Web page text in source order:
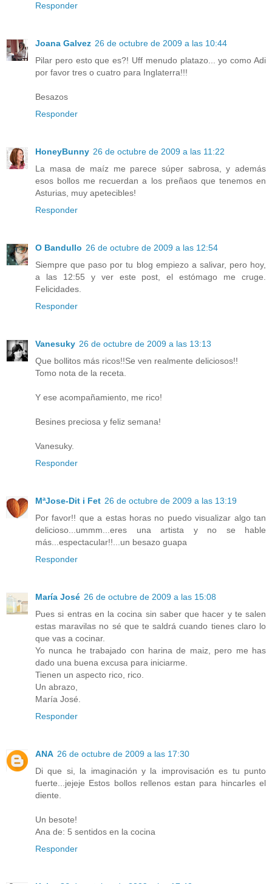
Responder
Joana Galvez 26 de octubre de 2009 a las 10:44
Pilar pero esto que es?! Uff menudo platazo... yo como Adi
por favor tres o cuatro para Inglaterra!!!
Besazos
Responder
HoneyBunny 26 de octubre de 2009 a las 11:22
La masa de maíz me parece súper sabrosa, y además
esos bollos me recuerdan a los preñaos que tenemos en
Asturias, muy apetecibles!
Responder
O Bandullo 26 de octubre de 2009 a las 12:54
Siempre que paso por tu blog empiezo a salivar, pero hoy,
a las 12:55 y ver este post, el estómago me cruge.
Felicidades.
Responder
Vanesuky 26 de octubre de 2009 a las 13:13
Que bollitos más ricos!!Se ven realmente deliciosos!!
Tomo nota de la receta.
Y ese acompañamiento, me rico!
Besines preciosa y feliz semana!
Vanesuky.
Responder
MªJose-Dit i Fet 26 de octubre de 2009 a las 13:19
Por favor!! que a estas horas no puedo visualizar algo tan
delicioso...ummm...eres una artista y no se hable
más...espectacular!!...un besazo guapa
Responder
María José 26 de octubre de 2009 a las 15:08
Pues si entras en la cocina sin saber que hacer y te salen
estas maravilas no sé que te saldrá cuando tienes claro lo
que vas a cocinar.
Yo nunca he trabajado con harina de maiz, pero me has
dado una buena excusa para iniciarme.
Tienen un aspecto rico, rico.
Un abrazo,
María José.
Responder
ANA 26 de octubre de 2009 a las 17:30
Di que si, la imaginación y la improvisación es tu punto
fuerte...jejeje Estos bollos rellenos estan para hincarles el
diente.
Un besote!
Ana de: 5 sentidos en la cocina
Responder